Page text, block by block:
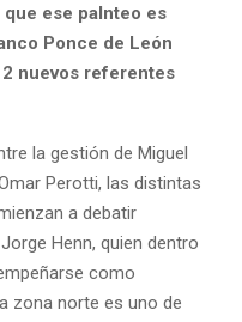
ese palnteo es
Ponce de León
nuevos referentes
la gestión de Miguel
Perotti, las distintas
a debatir
Henn, quien dentro
como
zona norte es uno de